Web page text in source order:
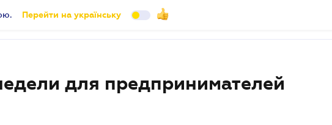
Перейти на українську
для предпринимателей